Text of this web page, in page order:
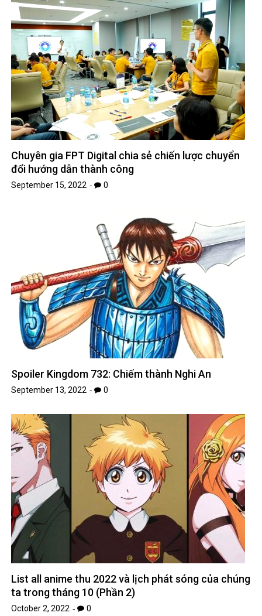
Chuyên gia FPT Digital chia sẻ chiến lược chuyển
đổi hướng dẫn thành công
September 15, 2022 0
Spoiler Kingdom 732: Chiếm thành Nghi An
September 13, 2022 0
List all anime thu 2022 và lịch phát sóng của chúng
ta trong tháng 10 (Phần 2)
October 2, 2022 0